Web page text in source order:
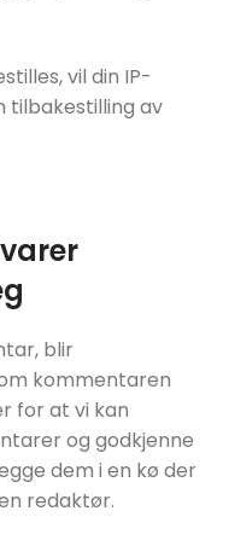
vil din IP-
tilbakestilling av
blir
kommentaren
for at vi kan
og godkjenne
dem i en kø der
redaktør.